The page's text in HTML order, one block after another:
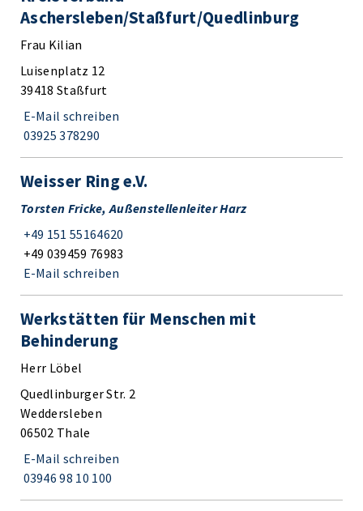
Aschersleben/Staßfurt/Quedlinburg
Frau Kilian
Luisenplatz 12
39418 Staßfurt
E-Mail schreiben
03925 378290
Weisser Ring e.V.
Torsten Fricke, Außenstellenleiter Harz
+49 151 55164620
+49 039459 76983
E-Mail schreiben
Werkstätten für Menschen mit
Behinderung
Herr Löbel
Quedlinburger Str. 2
Weddersleben
06502 Thale
E-Mail schreiben
03946 98 10 100